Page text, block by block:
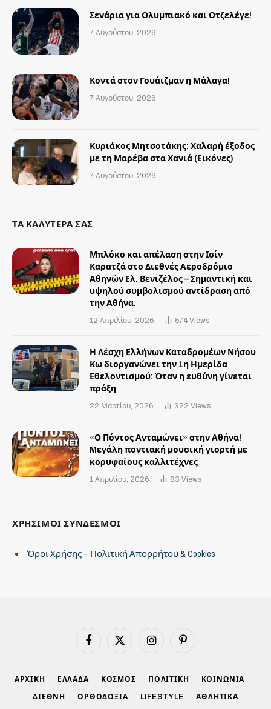
Σενάρια για Ολυμπιακό και Οτζελέγε!
7 Αυγούστου, 2026
Κοντά στον Γουάιζμαν η Μάλαγα!
7 Αυγούστου, 2026
Κυριάκος Μητσοτάκης: Χαλαρή έξοδος
με τη Μαρέβα στα Χανιά (Εικόνες)
7 Αυγούστου, 2026
ΤΑ ΚΑΛΥΤΕΡΑ ΣΑΣ
Μπλόκο και απέλαση στην Ισίν
Καρατζά στο Διεθνές Αεροδρόμιο
Αθηνών Ελ. Βενιζέλος – Σημαντική και
υψηλού συμβολισμού αντίδραση από
την Αθήνα.
12 Απριλίου, 2026 574 Views
Η Λέσχη Ελλήνων Καταδρομέων Νήσου
Κω διοργανώνει την 1η Ημερίδα
Εθελοντισμού: Όταν η ευθύνη γίνεται
πράξη
22 Μαρτίου, 2026 322 Views
«Ο Πόντος Ανταμώνει» στην Αθήνα!
Mεγάλη ποντιακή μουσική γιορτή με
κορυφαίους καλλιτέχνες
1 Απριλίου, 2026 83 Views
ΧΡΗΣΙΜΟΙ ΣΥΝΔΕΣΜΟΙ
Όροι Χρήσης – Πολιτική Απορρήτου & Cookies
Facebook X
Instagram Pinterest
ΑΡΧΙΚΗ ΕΛΛΑΔΑ ΚΟΣΜΟΣ ΠΟΛΙΤΙΚΗ ΚΟΙΝΩΝΙΑ
ΔΙΕΘΝΗ ΟΡΘΟΔΟΞΙΑ LIFESTYLE ΑΘΛΗΤΙΚΑ